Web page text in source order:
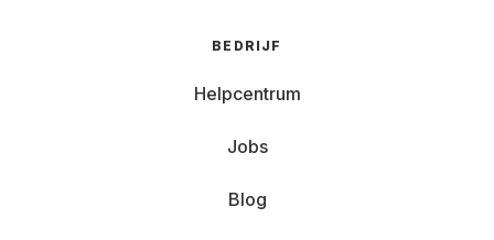
BEDRIJF
Helpcentrum
Jobs
Blog